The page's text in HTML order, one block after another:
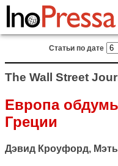
Статьи по дате
The Wall Street
Европа
Греции
Дэвид Кроуфорд,